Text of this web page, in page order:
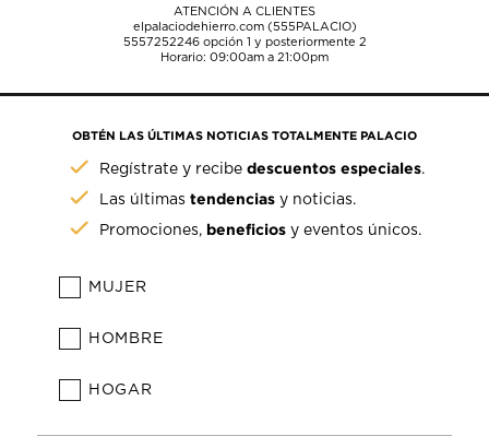
ATENCIÓN A CLIENTES
elpalaciodehierro.com (555PALACIO)
5557252246opción 1 y posteriormente 2
Horario: 09:00am a 21:00pm
OBTÉN LAS ÚLTIMAS NOTICIAS TOTALMENTE PALACIO
Regístrate y recibedescuentos especiales.
Las últimastendencias y noticias.
Promociones, beneficios y eventos únicos.
MUJER
HOMBRE
HOGAR